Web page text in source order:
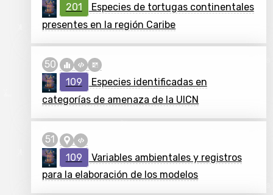
201
Especies de tortugas continentales
presentes en la región Caribe
109
Especies identificadas en
categorías de amenaza de la UICN
109
Variables ambientales y registros
para la elaboración de los modelos